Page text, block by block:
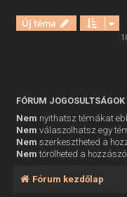
Új téma
FÓRUM JOGOSULTSÁGOK
Nem nyithatsz témákat
Nem válaszolhatsz egy
Nem szerkesztheted a
Nem törölheted a
Fórum kezdőlap